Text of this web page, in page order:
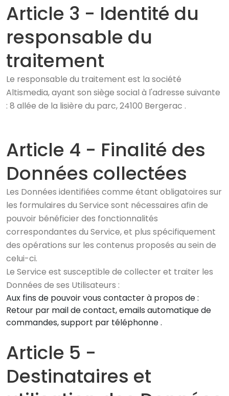
Article 3 - Identité du
responsable du
traitement
Le responsable du traitement est la société
Altismedia, ayant son siège social à l'adresse suivante
: 8 allée de la lisière du parc, 24100 Bergerac .
Article 4 - Finalité des
Données collectées
Les Données identifiées comme étant obligatoires sur
les formulaires du Service sont nécessaires afin de
pouvoir bénéficier des fonctionnalités
correspondantes du Service, et plus spécifiquement
des opérations sur les contenus proposés au sein de
celui-ci.
Le Service est susceptible de collecter et traiter les
Données de ses Utilisateurs :
Aux fins de pouvoir vous contacter à propos de :
Retour par mail de contact, emails automatique de
commandes, support par téléphonne .
Article 5 -
Destinataires et